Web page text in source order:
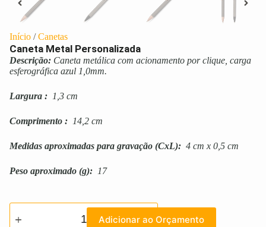
Início /Canetas
Caneta Metal Personalizada
Descrição: Caneta metálica com acionamento por clique, carga
esferográfica azul 1,0mm.
Largura : 1,3 cm
Comprimento : 14,2 cm
Medidas aproximadas para gravação (CxL): 4 cm x 0,5 cm
Peso aproximado (g): 17
Adicionar ao Orçamento